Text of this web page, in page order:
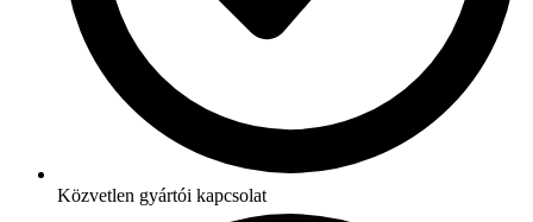
Közvetlen gyártói kapcsolat